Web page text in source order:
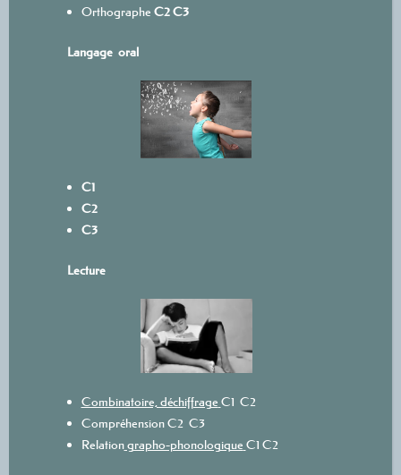
Orthographe C2C3
Langage oral
C1
C2
C3
Lecture
Combinatoire, déchiffrage C1 C2
CompréhensionC2 C3
Relationgrapho-phonologique C1 C2